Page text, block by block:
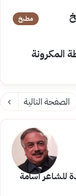
مطبخ
المكرونة
الصفحة التالية
للشاعر أسامة